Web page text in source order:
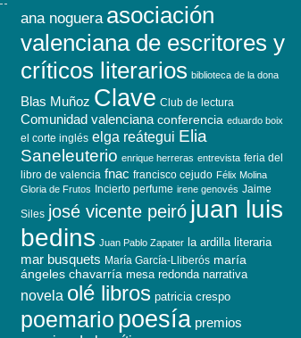
ana noguera asociación
valenciana de escritores y
críticos literarios biblioteca de la dona
Blas Muñoz Clave Club de lectura
Comunidad valenciana conferencia eduardo boix
el corte inglés elga reátegui Elia
Saneleuterio enrique herreras entrevista feria del
libro de valencia fnac francisco cejudo Félix Molina
Gloria de Frutos Incierto perfume irene genovés Jaime
Siles josé vicente peiró juan luis
bedins Juan Pablo Zapater la ardilla literaria
mar busquets María García-Lliberós maría
ángeles chavarría mesa redonda narrativa
novela olé libros patricia crespo
poemario poesía premios